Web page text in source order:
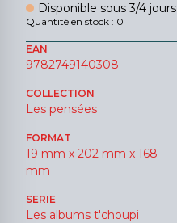
Disponible sous 3/4 jours
Quantité en stock : 0
EAN
9782749140308
COLLECTION
Les pensées
FORMAT
19 mm x 202 mm x 168
mm
SERIE
Les albums t'choupi